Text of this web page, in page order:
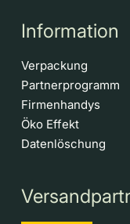
Information
Verpackung
Partnerprogramm
Firmenhandys
Öko Effekt
Datenlöschung